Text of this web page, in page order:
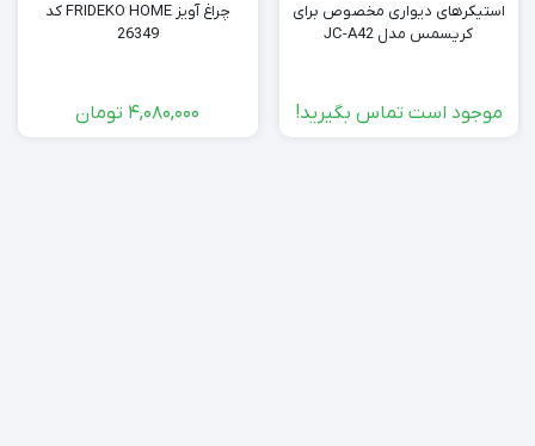
استیکرهای دیواری مخصوص برای
کریسمس مدل JC-A42
موجود است تماس بگیرید!
چراغ آویز FRIDEKO HOME کد
26349
4,080,000 تومان